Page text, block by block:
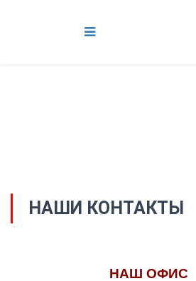
НАШИ КОНТАКТЫ
НАШ ОФИС